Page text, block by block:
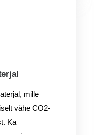
mille
vähe CO2-
Ka